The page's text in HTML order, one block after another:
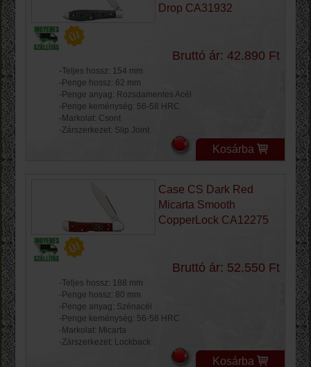
Drop CA31932
Bruttó ár: 42.890 Ft
-Teljes hossz: 154 mm
-Penge hossz: 62 mm
-Penge anyag: Rozsdamentes Acél
-Penge keménység: 56-58 HRC
-Markolat: Csont
-Zárszerkezet: Slip Joint
Kosárba
Case CS Dark Red
Micarta Smooth
CopperLock CA12275
Bruttó ár: 52.550 Ft
-Teljes hossz: 188 mm
-Penge hossz: 80 mm
-Penge anyag: Szénacél
-Penge keménység: 56-58 HRC
-Markolat: Micarta
-Zárszerkezet: Lockback
Kosárba